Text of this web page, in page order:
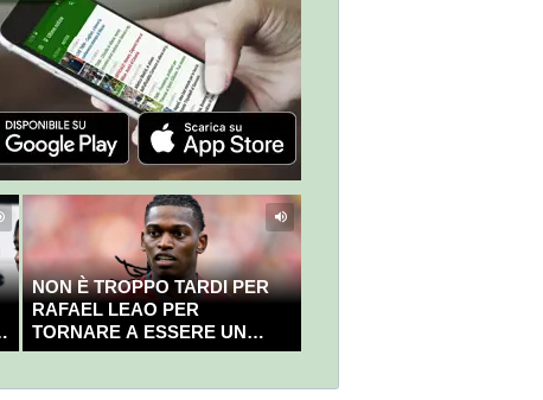
NON È TROPPO TARDI PER
RAFAEL LEAO PER
TORNARE A ESSERE UN
CAMPIONE